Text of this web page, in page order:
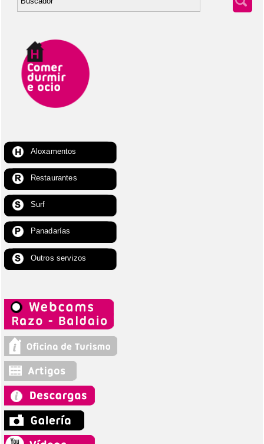
Aloxamentos
Restaurantes
Surf
Panadarías
Outros servizos